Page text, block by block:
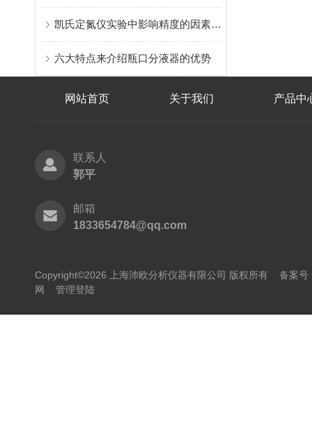
凯氏定氮仪实验中影响精度的因素和解决方法
六大特点来介绍瓶口分液器的优势
网站首页 关于我们 产品中
联系人
郭平
邮箱
1833654784@qq.com
Copyright©2026 上海沛欧分析仪器有限公司 版权所有 备案号
网
管理登陆